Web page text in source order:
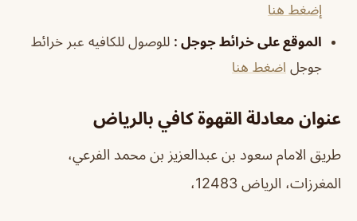
إضغط هنا
الموقع على خرائط جوجل : للوصول للكافيه عبر خرائط
جوجل اضغط هنا
عنوان معادلة القهوة كافي بالرياض
طريق الامام سعود بن عبدالعزيز بن محمد الفرعي،
المغرزات، الرياض 12483،